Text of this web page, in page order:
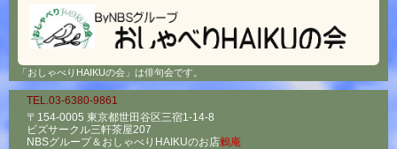
「おしゃべりHAIKUの会」は俳句会です。
TEL.03-6380-9861
〒154-0005 東京都世田谷区三宿1-14-8
ビズサークル三軒茶屋207
NBSグループ＆ おしゃべりHAIKUのお店鶫庵